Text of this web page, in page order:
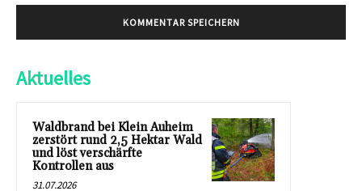
Aktuelles
Waldbrand bei Klein Auheim
zerstört rund 2,5 Hektar Wald
und löst verschärfte
Kontrollen aus
31.07.2026